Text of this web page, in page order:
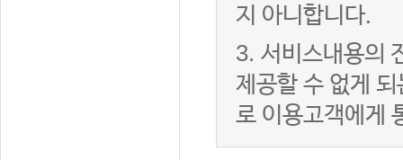
지 아니합니다.
3. 서비스내용의
제공할 수 없게
로 이용고객에게